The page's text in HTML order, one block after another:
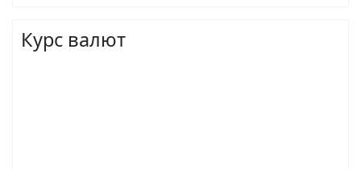
Курс валют